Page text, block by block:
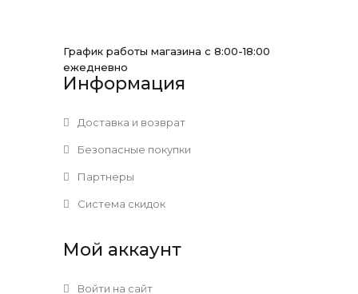
График работы магазина с 8:00-18:00
ежедневно
Информация
Доставка и возврат
Безопасные покупки
Партнеры
Система скидок
Мой аккаунт
Войти на сайт